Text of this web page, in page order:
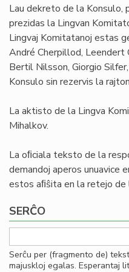
Lau dekreto de la Konsulo,
prezidas la Lingvan
Lingvaj Komitatanoj estas
André Cherpillod, Leendert
Bertil Nilsson, Giorgio
Konsulo sin rezervis la
La aktisto de la Lingva
Mihalkov.
La oﬁciala teksto de la
demandoj aperos unuavice
estos aﬁŝita en la retejo de
SERĈO
Serĉu per (fragmento de)
majuskloj egalas. Esperantaj